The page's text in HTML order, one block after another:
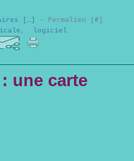
[…] - Permalien [#]
, logiciel
une carte